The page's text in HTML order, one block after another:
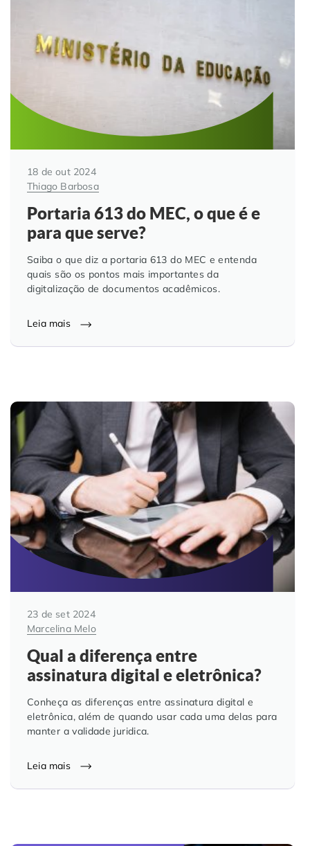
18 de out 2024
Thiago Barbosa
Portaria 613 do MEC, o que é e
para que serve?
Saiba o que diz a portaria 613 do MEC e entenda
quais são os pontos mais importantes da
digitalização de documentos acadêmicos.
Leia mais
23 de set 2024
Marcelina Melo
Qual a diferença entre
assinatura digital e eletrônica?
Conheça as diferenças entre assinatura digital e
eletrônica, além de quando usar cada uma delas para
manter a validade juridica.
Leia mais